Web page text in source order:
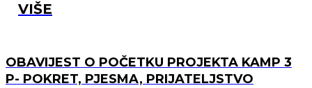
VIŠE
OBAVIJEST O POČETKU PROJEKTA KAMP 3
P- POKRET, PJESMA, PRIJATELJSTVO